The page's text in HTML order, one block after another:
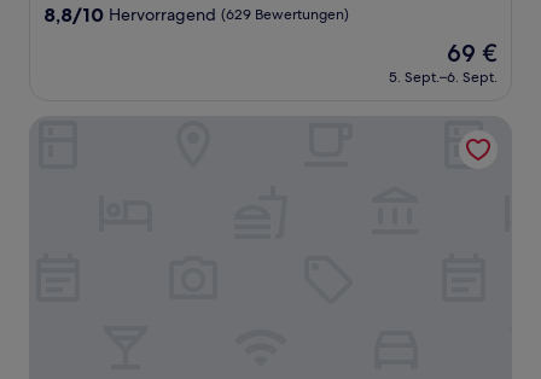
8.8
Bewertungen)
8,8/10 Hervorragend (629 Bewertungen)
Der
Preis
beträgt
69 €
5. Sept.–6. Sept.